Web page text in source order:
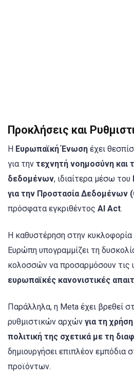
Προκλήσεις και
Η Ευρωπαϊκή Ένωση έχει
για την τεχνητή νοημοσύνη
δεδομένων, ιδιαίτερα μέσω του
για την Προστασία Δεδομένων
πρόσφατα εγκριθέντος AI Act.
Η καθυστέρηση στην
Ευρώπη υπογραμμίζει τη
κολοσσών να προσαρμόσουν τις
ευρωπαϊκές κανονιστικές
Παράλληλα, η Meta έχει βρεθεί
ρυθμιστικών αρχών για τη
πολιτική της σχετικά με τη
δημιουργήσει επιπλέον εμπόδια
προϊόντων.